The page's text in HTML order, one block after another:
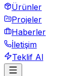
Ürünler
Projeler
Haberler
İletişim
Teklif Al